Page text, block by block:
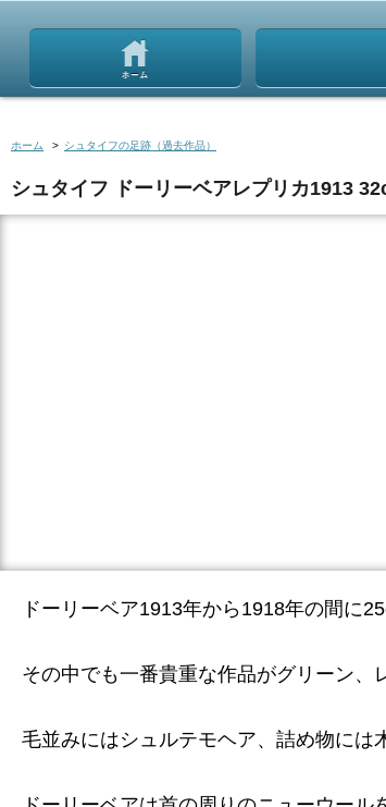
ホーム > シュタイフの足跡（過去作品）
シュタイフ ドーリーベアレプリカ1913
ドーリーベア1913年から1918年の間に
その中でも一番貴重な作品がグリーン、
毛並みにはシュルテモヘア、詰め物には